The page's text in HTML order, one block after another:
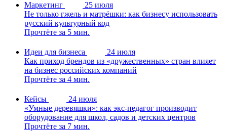
Маркетинг
25 июля
Не только гжель и матрёшки: как бизнесу использовать
русский культурный код
Прочтёте за 5 мин.
Идеи для бизнеса
24 июля
Как приход брендов из «дружественных» стран влияет
на бизнес российских компаний
Прочтёте за 4 мин.
Кейсы
24 июля
«Умные деревяшки»: как экс-педагог производит
оборудование для школ, садов и детских центров
Прочтёте за 7 мин.